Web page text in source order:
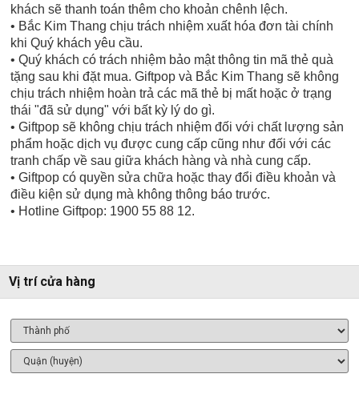
khách sẽ thanh toán thêm cho khoản chênh lệch.
• Bắc Kim Thang chịu trách nhiệm xuất hóa đơn tài chính
khi Quý khách yêu cầu.
• Quý khách có trách nhiệm bảo mật thông tin mã thẻ quà
tặng sau khi đặt mua. Giftpop và Bắc Kim Thang sẽ không
chịu trách nhiệm hoàn trả các mã thẻ bị mất hoặc ở trạng
thái "đã sử dụng" với bất kỳ lý do gì.
• Giftpop sẽ không chịu trách nhiệm đối với chất lượng sản
phẩm hoặc dịch vụ được cung cấp cũng như đối với các
tranh chấp về sau giữa khách hàng và nhà cung cấp.
• Giftpop có quyền sửa chữa hoặc thay đổi điều khoản và
điều kiện sử dụng mà không thông báo trước.
• Hotline Giftpop: 1900 55 88 12.
Vị trí cửa hàng